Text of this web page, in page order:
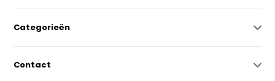
Categorieën
Contact